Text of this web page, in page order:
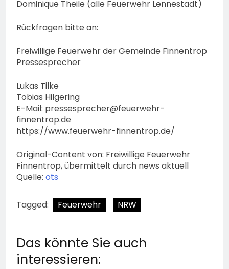
Dominique Theile (alle Feuerwehr Lennestadt)
Rückfragen bitte an:
Freiwillige Feuerwehr der Gemeinde Finnentrop
Pressesprecher
Lukas Tilke
Tobias Hilgering
E-Mail: pressesprecher@feuerwehr-
finnentrop.de
https://www.feuerwehr-finnentrop.de/
Original-Content von: Freiwillige Feuerwehr
Finnentrop, übermittelt durch news aktuell
Quelle: ots
Tagged: Feuerwehr NRW
Das könnte Sie auch
interessieren: